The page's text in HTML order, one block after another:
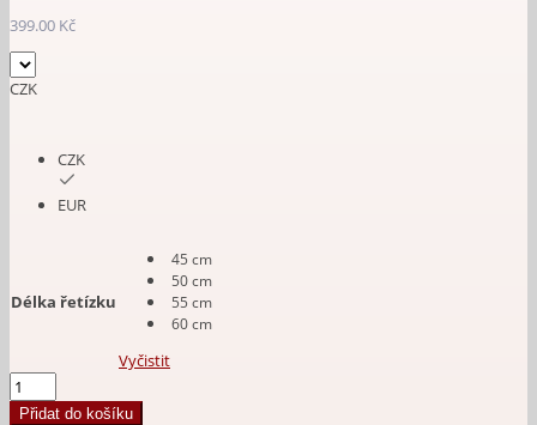
399.00 Kč
CZK
CZK
EUR
Délka řetízku
45 cm
50 cm
55 cm
60 cm
Vyčistit
Přívěsek
TRIKE
Přidat do košíku